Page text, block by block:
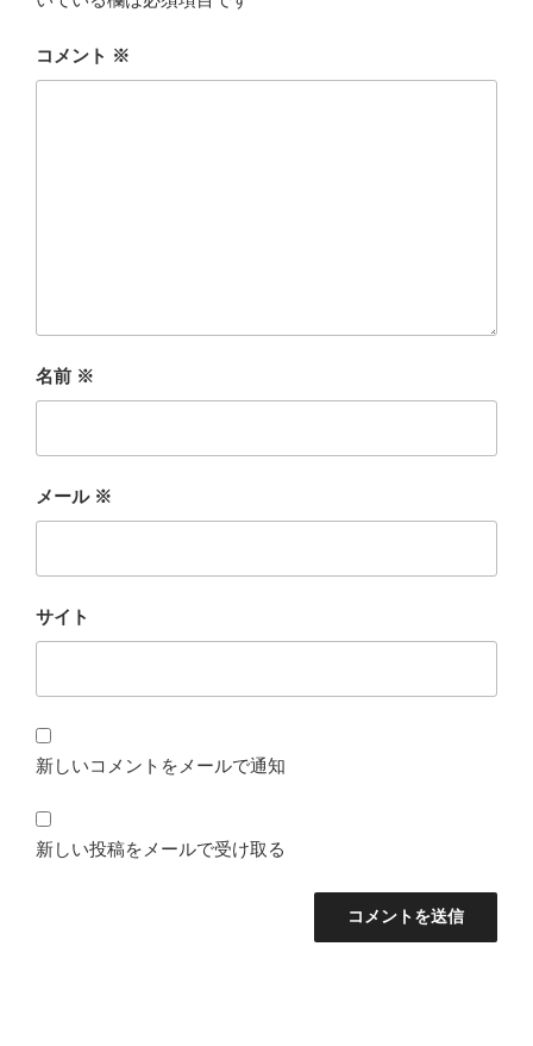
コメント ※
名前 ※
メール ※
サイト
新しいコメントをメールで通知
新しい投稿をメールで受け取る